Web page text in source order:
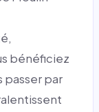
bénéficiez
passer par